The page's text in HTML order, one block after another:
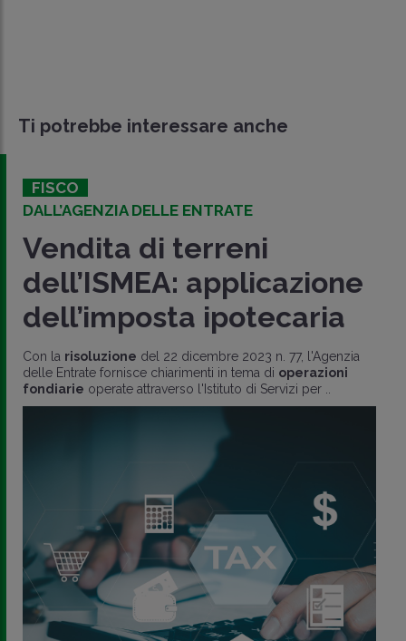
Ti potrebbe interessare anche
FISCO
DALL’AGENZIA DELLE ENTRATE
Vendita di terreni
dell’ISMEA: applicazione
dell’imposta ipotecaria
Con la risoluzione del 22 dicembre 2023 n. 77, l'Agenzia
delle Entrate fornisce chiarimenti in tema di operazioni
fondiarie operate attraverso l'Istituto di Servizi per ..